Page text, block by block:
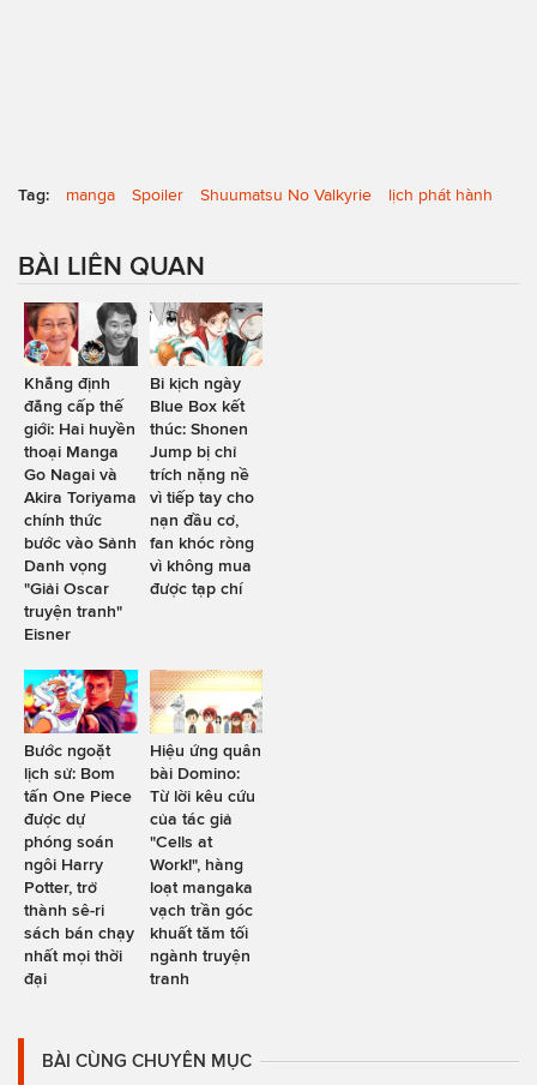
Tag: manga Spoiler Shuumatsu No Valkyrie lịch phát hành
BÀI LIÊN QUAN
Khẳng định
đẳng cấp thế
giới: Hai huyền
thoại Manga
Go Nagai và
Akira Toriyama
chính thức
bước vào Sảnh
Danh vọng
"Giải Oscar
truyện tranh"
Eisner
Bi kịch ngày
Blue Box kết
thúc: Shonen
Jump bị chỉ
trích nặng nề
vì tiếp tay cho
nạn đầu cơ,
fan khóc ròng
vì không mua
được tạp chí
Bước ngoặt
lịch sử: Bom
tấn One Piece
được dự
phóng soán
ngôi Harry
Potter, trở
thành sê-ri
sách bán chạy
nhất mọi thời
đại
Hiệu ứng quân
bài Domino:
Từ lời kêu cứu
của tác giả
"Cells at
Work!", hàng
loạt mangaka
vạch trần góc
khuất tăm tối
ngành truyện
tranh
BÀI CÙNG CHUYÊN MỤC